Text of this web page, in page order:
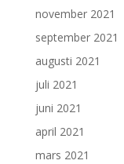
november 2021
september 2021
augusti 2021
juli 2021
juni 2021
april 2021
mars 2021